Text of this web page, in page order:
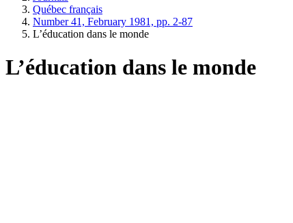
Québec français
Number 41, February 1981, pp. 2-87
L’éducation dans le monde
L’éducation dans le monde